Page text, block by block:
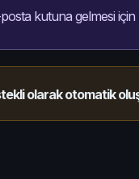
kutuna gelmesi için
olarak otomatik